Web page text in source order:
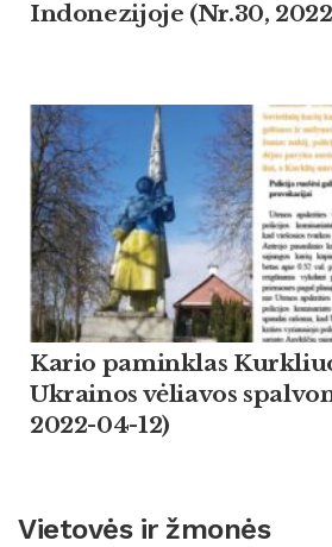
Indonezijoje (Nr.30,
Kario paminklas
Ukrainos vėliavos
2022-04-12)
Vietovės ir žmonės